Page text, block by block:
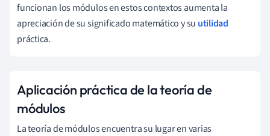
funcionan los módulos en estos contextos aumenta la
apreciación de su significado matemático y su utilidad
práctica.
Aplicación práctica de la teoría de
módulos
La teoría de módulos encuentra su lugar en varias